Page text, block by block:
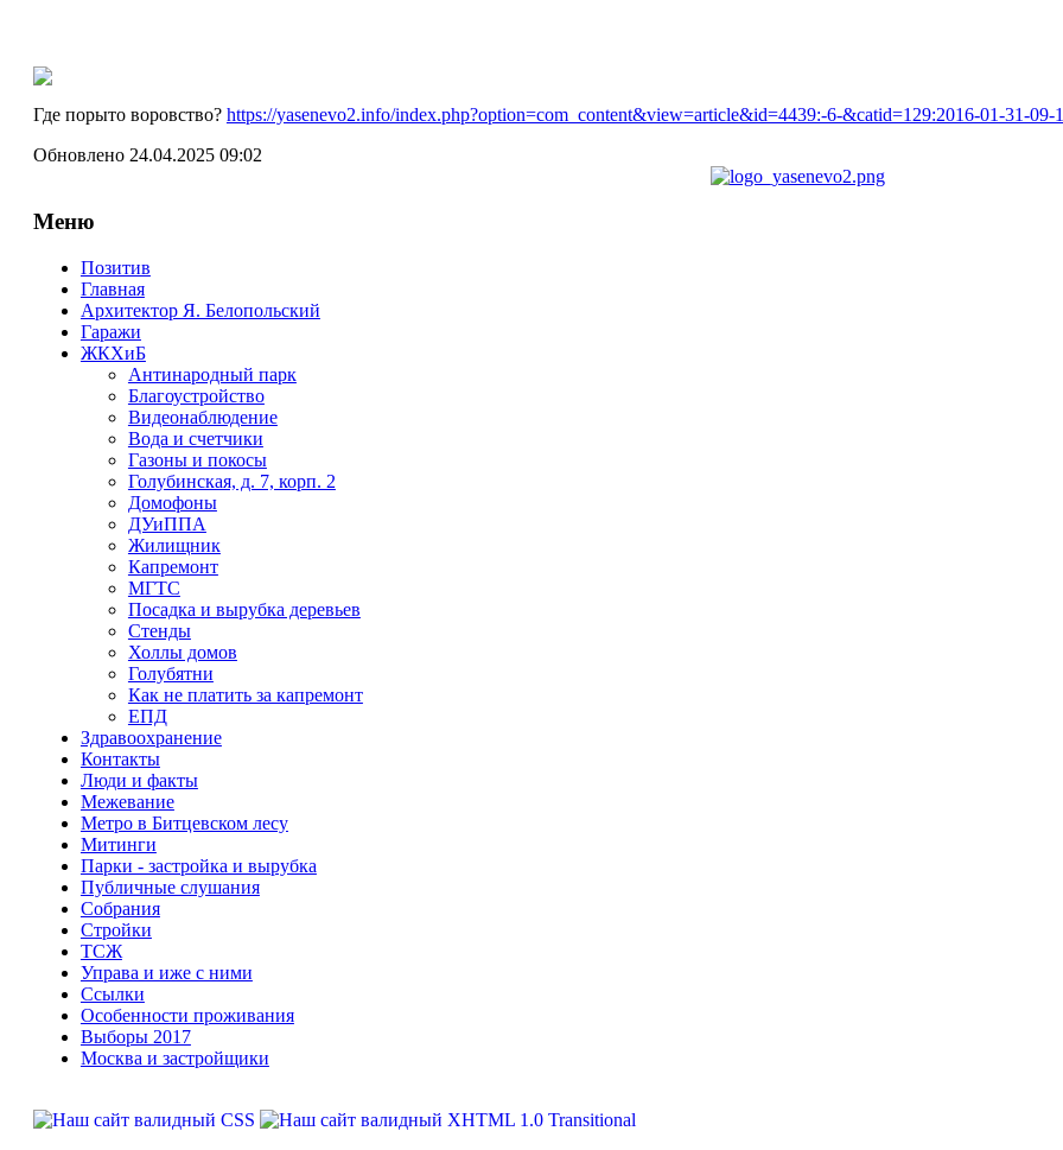
Где порыто воровство? https://yasenevo2.info/index.php?option=com_content&view=article&id=4439:-6-&catid=129:2016-01-31-09-
Обновлено 24.04.2025 09:02
Меню
Позитив
Главная
Архитектор Я. Белопольский
Гаражи
ЖКХиБ
Антинародный парк
Благоустройство
Видеонаблюдение
Вода и счетчики
Газоны и покосы
Голубинская, д. 7, корп. 2
Домофоны
ДУиППА
Жилищник
Капремонт
МГТС
Посадка и вырубка деревьев
Стенды
Холлы домов
Голубятни
Как не платить за капремонт
ЕПД
Здравоохранение
Контакты
Люди и факты
Межевание
Метро в Битцевском лесу
Митинги
Парки - застройка и вырубка
Публичные слушания
Собрания
Стройки
ТСЖ
Управа и иже с ними
Ссылки
Особенности проживания
Выборы 2017
Москва и застройщики